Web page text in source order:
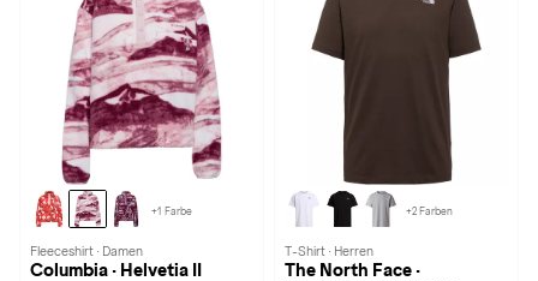
+1 Farbe
Fleeceshirt · Damen
Columbia · Helvetia II
+2 Farben
T-Shirt · Herren
The North Face ·